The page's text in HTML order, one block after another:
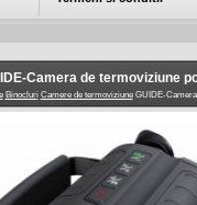
Camera de termoviziune
Binocluri Camere de termoviziuneGUIDE-Camera